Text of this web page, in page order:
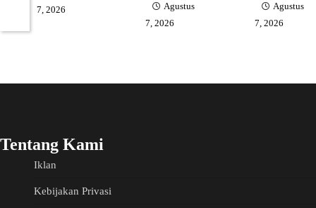
7, 2026
Agustus
7, 2026
Agustus
7, 2026
Tentang Kami
Iklan
Kebijakan Privasi